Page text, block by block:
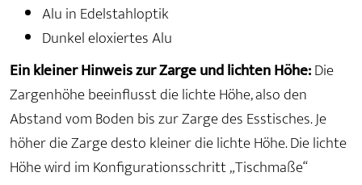
Alu in Edelstahloptik
Dunkel eloxiertes Alu
Ein kleiner Hinweis zur Zarge und lichten Höhe:Die
Zargenhöhe beeinflusst die lichte Höhe, also den
Abstand vom Boden bis zur Zarge des Esstisches. Je
höher die Zarge desto kleiner die lichte Höhe. Die lichte
Höhe wird im Konfigurationsschritt „Tischmaße“